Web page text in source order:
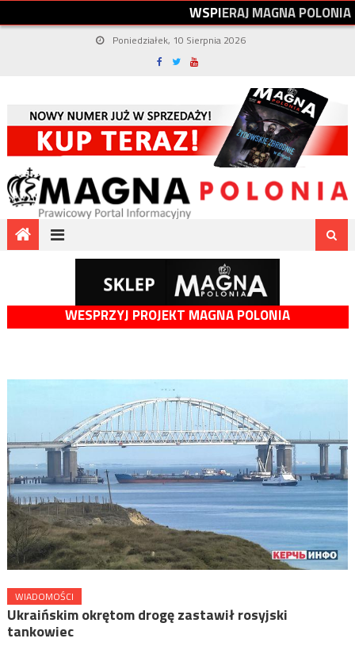
WSPIERAJMAGNAPOLONIA
Poniedziałek, 10 Sierpnia 2026
WESPRZYJ PROJEKT MAGNA POLONIA
WIADOMOŚCI
Ukraińskim okrętom drogę zastawił rosyjski
tankowiec